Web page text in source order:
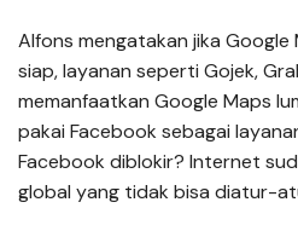
Alfons mengatakan jika
siap, layanan seperti Gojek,
memanfaatkan Google Maps
pakai Facebook sebagai
Facebook diblokir? Internet
global yang tidak bisa diatur-